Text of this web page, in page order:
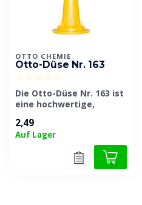
OTTO CHEMIE
Otto-Düse Nr. 163
Die Otto-Düse Nr. 163 ist
eine hochwertige,
für das präzi...
2,49
Auf Lager